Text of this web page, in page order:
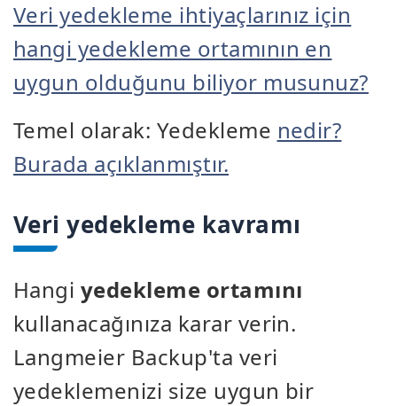
Veri yedekleme ihtiyaçlarınız için
hangi yedekleme ortamının en
uygun olduğunu biliyor musunuz?
Temel olarak: Yedekleme nedir?
Burada açıklanmıştır.
Veri yedekleme kavramı
Hangi yedekleme ortamını
kullanacağınıza karar verin.
Langmeier Backup'ta veri
yedeklemenizi size uygun bir